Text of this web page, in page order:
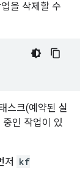
을 삭제할 수
스크(예약된 실
인 작업이 있
저
kf